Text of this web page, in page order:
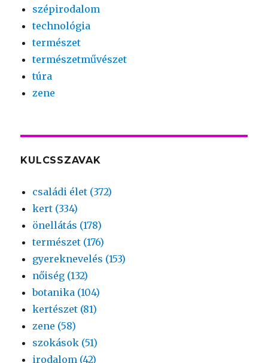
szépirodalom
technológia
természet
természetművészet
túra
zene
KULCSSZAVAK
családi élet (372)
kert (334)
önellátás (178)
természet (176)
gyereknevelés (153)
nőiség (132)
botanika (104)
kertészet (81)
zene (58)
szokások (51)
irodalom (42)